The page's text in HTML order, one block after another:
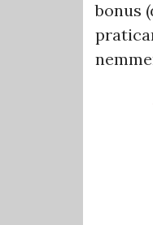
bonus